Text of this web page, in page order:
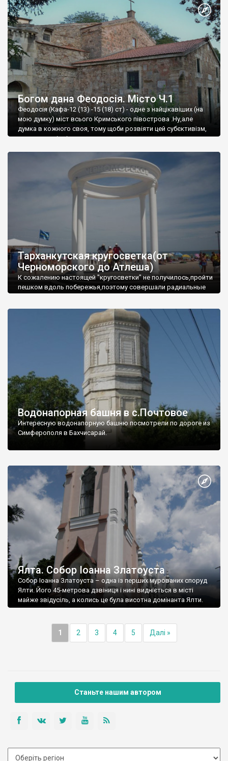
Богом дана Феодосія. Місто Ч.1
Феодосія (Кафа-12 (13) -15 (18) ст) - одне з найцікавіших (на
мою думку) міст всього Кримського півострова .Ну,але
думка в кожного своя, тому щоби розвіяти цей субєктивізм,
запрошую відвідати це
Тарханкутская кругосветка(от
Черноморского до Атлеша)
К сожалению настоящей "кругосветки" не получилось,пройти
пешком вдоль побережья,поэтому совершали радиальные
Водонапорная башня в с.Почтовое
Интересную водонапорную башню посмотрели по дороге из
Симферополя в Бахчисарай.
Ялта. Собор Іоанна Златоуста
Собор Іоанна Златоуста – одна із перших мурованих споруд
Ялти. Його 45-метрова дзвіниця і нині видніється в місті
майже звідусіль, а колись це була висотна домінанта Ялти.
1 2 3 4 5 Далі »
Станьте нашим автором